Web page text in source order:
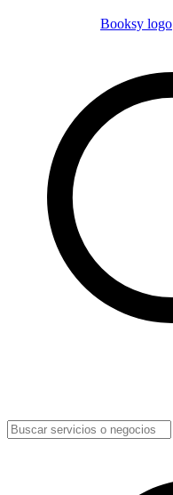
Booksy logo